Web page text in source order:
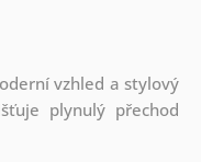
vzhled a stylový
plynulý přechod